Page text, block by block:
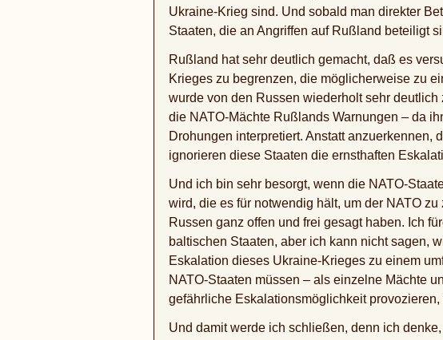
Ukraine-Krieg sind. Und sobald man direkter
Staaten, die an Angriffen auf Rußland beteiligt
Rußland hat sehr deutlich gemacht, daß es
Krieges zu begrenzen, die möglicherweise zu
wurde von den Russen wiederholt sehr
die NATO-Mächte Rußlands Warnungen – da
Drohungen interpretiert. Anstatt
ignorieren diese Staaten die ernsthaften
Und ich bin sehr besorgt, wenn die NATO-
wird, die es für notwendig hält, um der NATO
Russen ganz offen und frei gesagt haben. Ich
baltischen Staaten, aber ich kann nicht sagen,
Eskalation dieses Ukraine-Krieges zu einem
NATO-Staaten müssen – als einzelne Mächte
gefährliche Eskalationsmöglichkeit
Und damit werde ich schließen, denn ich